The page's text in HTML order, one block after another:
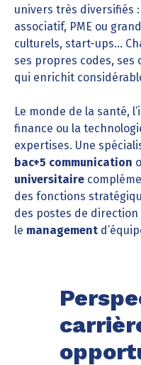
univers très diversifiés
associatif, PME ou
culturels, start-ups…
ses propres codes, ses
qui enrichit
Le monde de la santé,
finance ou la
expertises. Une
bac+5 communication
universitaire
des fonctions
des postes de
le management